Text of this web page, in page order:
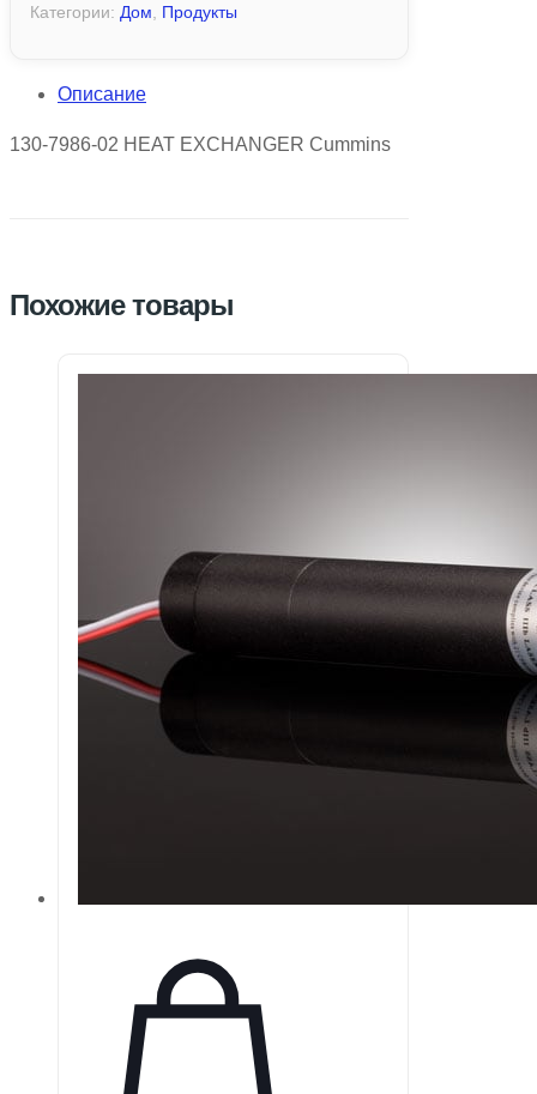
Категории: Дом Продукты
Описание
130-7986-02 HEAT EXCHANGER Cummins
Похожие товары